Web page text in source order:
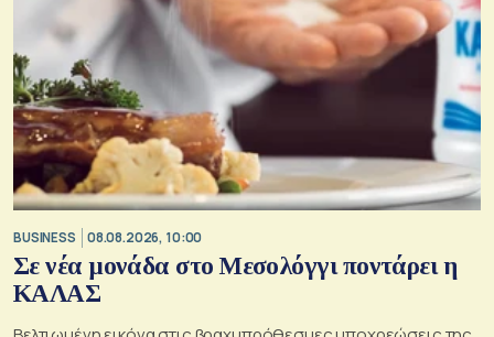
BUSINESS 08.08.2026, 10:00
Σε νέα μονάδα στο Μεσολόγγι ποντάρει η
ΚΑΛΑΣ